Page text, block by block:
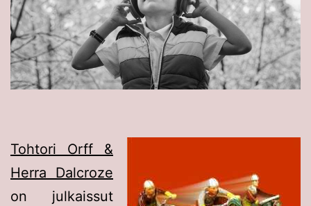
Tohtori Orff &
Herra Dalcroze
on julkaissut